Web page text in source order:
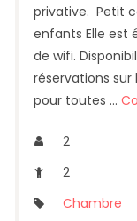
privative. Petit
enfants Elle est
de wifi.
réservations sur
pour toutes …
2
2
Chambre